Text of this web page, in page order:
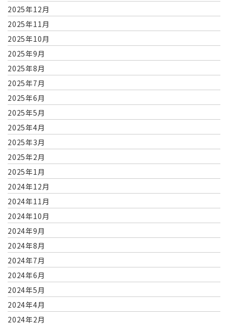
2025年12月
2025年11月
2025年10月
2025年9月
2025年8月
2025年7月
2025年6月
2025年5月
2025年4月
2025年3月
2025年2月
2025年1月
2024年12月
2024年11月
2024年10月
2024年9月
2024年8月
2024年7月
2024年6月
2024年5月
2024年4月
2024年2月